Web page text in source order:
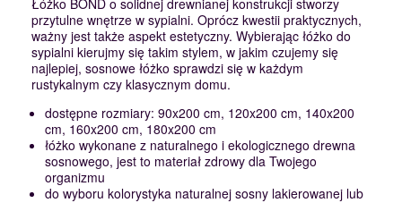
Łóżko BOND o solidnej drewnianej konstrukcji stworzy
przytulne wnętrze w sypialni. Oprócz kwestii praktycznych,
ważny jest także aspekt estetyczny. Wybierając łóżko do
sypialni kierujmy się takim stylem, w jakim czujemy się
najlepiej, sosnowe łóżko sprawdzi się w każdym
rustykalnym czy klasycznym domu.
dostępne rozmiary: 90x200 cm, 120x200 cm, 140x200
cm, 160x200 cm, 180x200 cm
łóżko wykonane z naturalnego i ekologicznego drewna
sosnowego, jest to materiał zdrowy dla Twojego
organizmu
do wyboru kolorystyka naturalnej sosny lakierowanej lub